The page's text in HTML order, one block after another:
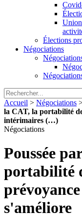
Élections
Négociations
Accueil > Négociations
la CAT, la portabilité
intérimaires (…)
Négociations
Poussée
portabilité
s'améliore